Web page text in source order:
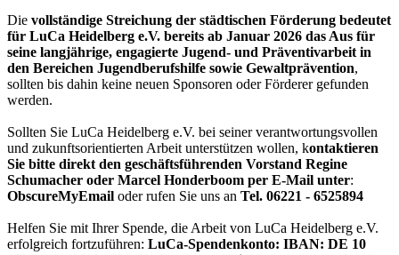
Die vollständige Streichung der städtischen Förderung bedeutet
für LuCa Heidelberg e.V. bereits ab Januar 2026 das Aus für
seine langjährige, engagierte Jugend- und Präventivarbeit in
den Bereichen Jugendberufshilfe sowie Gewaltprävention,
sollten bis dahin keine neuen Sponsoren oder Förderer gefunden
werden.
Sollten Sie LuCa Heidelberg e.V. bei seiner verantwortungsvollen
und zukunftsorientierten Arbeit unterstützen wollen, kontaktieren
Sie bitte direkt den geschäftsführenden Vorstand Regine
Schumacher oder Marcel Honderboom per E-Mail unter:
ObscureMyEmail oder rufen Sie uns an Tel. 06221 - 6525894
Helfen Sie mit Ihrer Spende, die Arbeit von LuCa Heidelberg e.V.
erfolgreich fortzuführen: LuCa-Spendenkonto: IBAN: DE 10